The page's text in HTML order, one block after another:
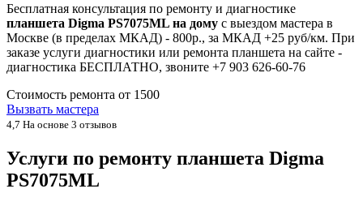
Бесплатная консультация по ремонту и диагностике
планшета Digma PS7075ML на дому с выездом мастера в
Москве (в пределах МКАД) - 800р., за МКАД +25 руб/км. При
заказе услуги диагностики или ремонта планшета на сайте -
диагностика БЕСПЛАТНО, звоните +7 903 626-60-76
Стоимость ремонта от 1500
Вызвать мастера
4,7 На основе 3 отзывов
Услуги по ремонту планшета Digma
PS7075ML